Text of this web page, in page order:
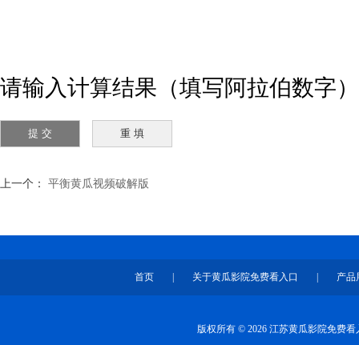
请输入计算结果（填写阿拉伯数字
上一个： 平衡黄瓜视频破解版
首页 关于黄瓜影院免费看入口 产品
版权所有 © 2026 江苏黄瓜影院免费